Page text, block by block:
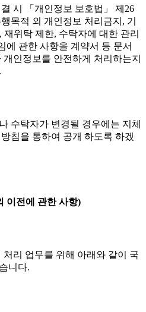
시 「개인정보 보호법」 제26
목적 외 개인정보 처리금지, 기
재위탁 제한, 수탁자에 대한 관리
에 관한 사항을 계약서 등 문서
인정보를 안전하게 처리하는지
수탁자가 변경될 경우에는 지체
침을 통하여 공개 하도록 하겠
이전에 관한 사항)
리 업무를 위해 아래와 같이 국
니다.